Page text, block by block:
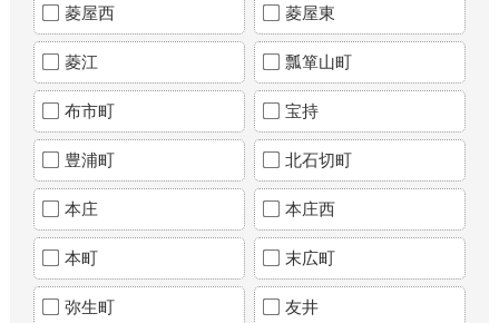
菱屋西 菱屋東
菱江 瓢箪山町
布市町 宝持
豊浦町 北石切町
本庄 本庄西
本町 末広町
弥生町 友井